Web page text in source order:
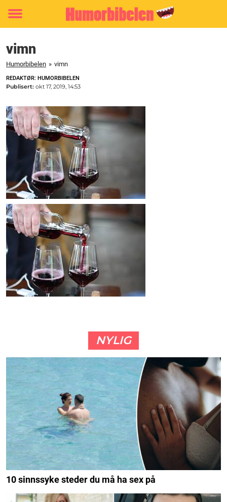
Toggle
vimn
Humorbibelen » vimn
REDAKTØR: HUMORBIBELEN
Publisert: okt 17, 2019, 14:53
NYLIG
10 sinnssyke steder du må ha sex på